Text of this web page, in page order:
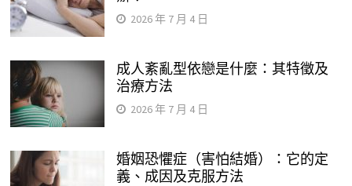
2026 年 7 月 4 日
成人紊亂型依戀是什麼：其特徵及
治療方法
2026 年 7 月 4 日
婚姻恐懼症（害怕結婚）：它的定
義、成因及克服方法